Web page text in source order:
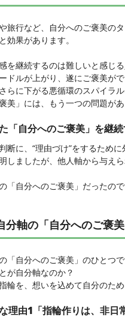
旅行など、自分へのご褒美の
効果があります。
を継続するのは難しいと感じる
ドルが上がり、遂にご褒美が
らに下がる悪循環のスパイラル
美」には、もう一つの問題があ
「自分へのご褒美」を継
断に、“理由づけ”をするため
しましたが、他人軸から与え
「自分へのご褒美」だったので
分軸の「自分へのご褒
「自分へのご褒美」のひとつで
が自分軸なのか？
輪を、想いを込めて自分のため
理由1「指輪作りは、非日